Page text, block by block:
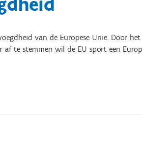
van de Europese Unie. Door het
te stemmen wil de EU sport een